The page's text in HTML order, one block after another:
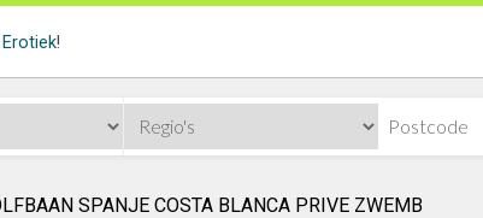
Erotiek!
SPANJE COSTA BLANCA PRIVE ZWEMB